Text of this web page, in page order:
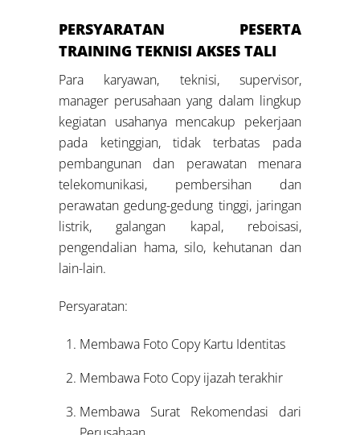
PERSYARATAN PESERTA
TRAININGTEKNISI AKSES TALI
Para karyawan, teknisi, supervisor,
manager perusahaan yang dalam lingkup
kegiatan usahanya mencakup pekerjaan
pada ketinggian, tidak terbatas pada
pembangunan dan perawatan menara
telekomunikasi, pembersihan dan
perawatan gedung-gedung tinggi, jaringan
listrik, galangan kapal, reboisasi,
pengendalian hama, silo, kehutanan dan
lain-lain.
Persyaratan:
Membawa Foto Copy Kartu Identitas
Membawa Foto Copy ijazah terakhir
Membawa Surat Rekomendasi dari